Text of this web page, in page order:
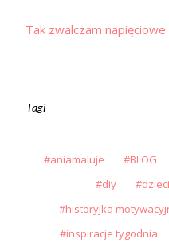
Tak zwalczam
Tagi
aniamaluje BLOG
diy
dzieci
historyjka
inspiracje tygodnia